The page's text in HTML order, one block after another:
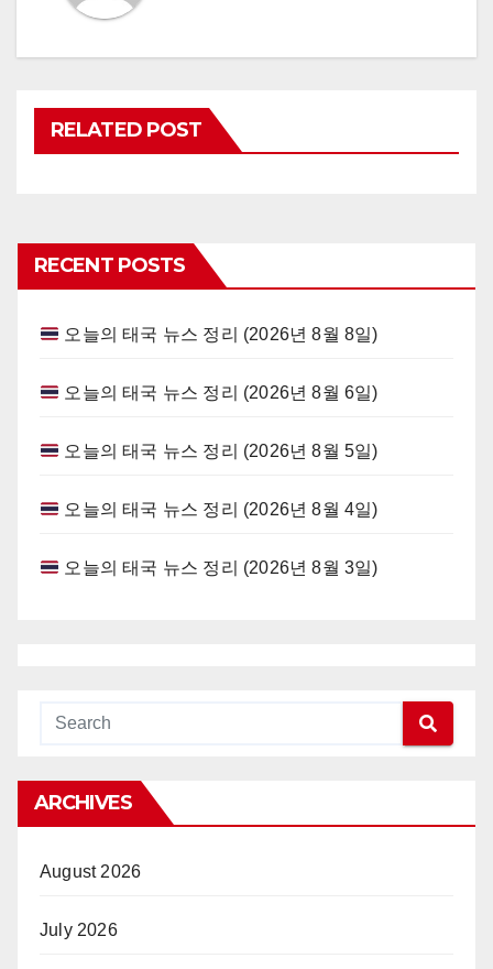
RELATED POST
RECENT POSTS
오늘의 태국 뉴스 정리 (2026년 8월 8일)
오늘의 태국 뉴스 정리 (2026년 8월 6일)
오늘의 태국 뉴스 정리 (2026년 8월 5일)
오늘의 태국 뉴스 정리 (2026년 8월 4일)
오늘의 태국 뉴스 정리 (2026년 8월 3일)
ARCHIVES
August 2026
July 2026